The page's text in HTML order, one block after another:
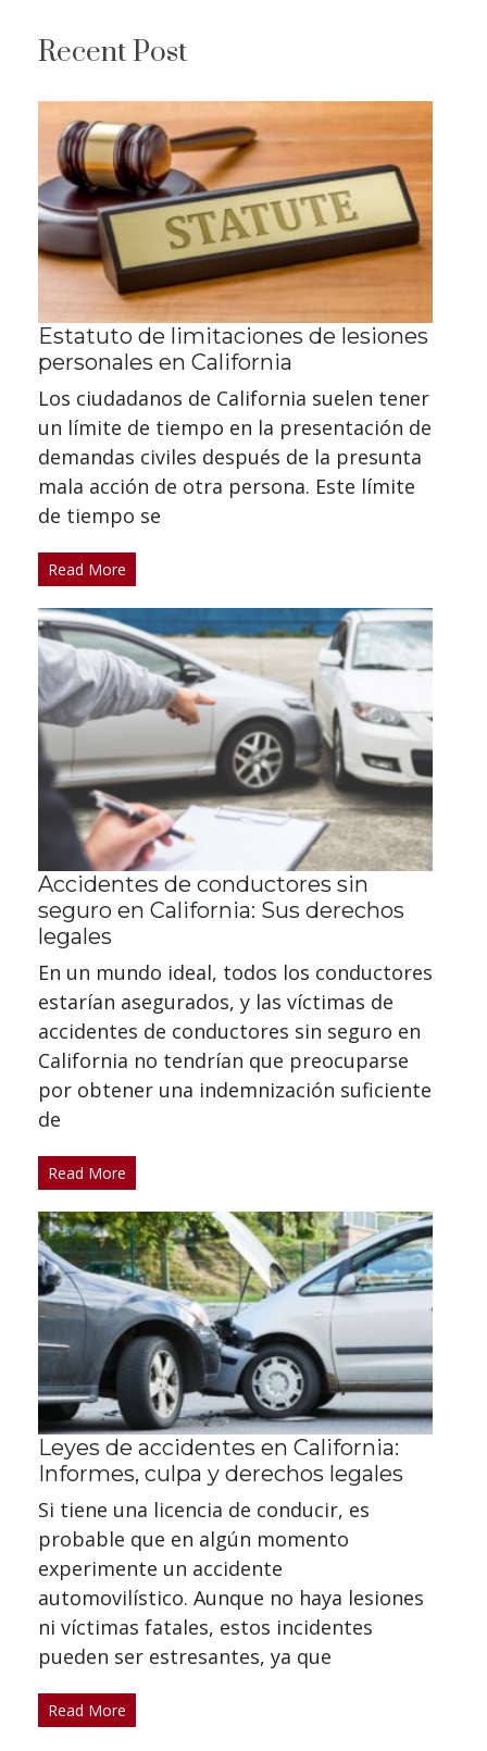
Recent Post
Estatuto de limitaciones de lesiones
personales en California
Los ciudadanos de California suelen tener
un límite de tiempo en la presentación de
demandas civiles después de la presunta
mala acción de otra persona. Este límite
de tiempo se
Read More
Accidentes de conductores sin
seguro en California: Sus derechos
legales
En un mundo ideal, todos los conductores
estarían asegurados, y las víctimas de
accidentes de conductores sin seguro en
California no tendrían que preocuparse
por obtener una indemnización suficiente
de
Read More
Leyes de accidentes en California:
Informes, culpa y derechos legales
Si tiene una licencia de conducir, es
probable que en algún momento
experimente un accidente
automovilístico. Aunque no haya lesiones
ni víctimas fatales, estos incidentes
pueden ser estresantes, ya que
Read More